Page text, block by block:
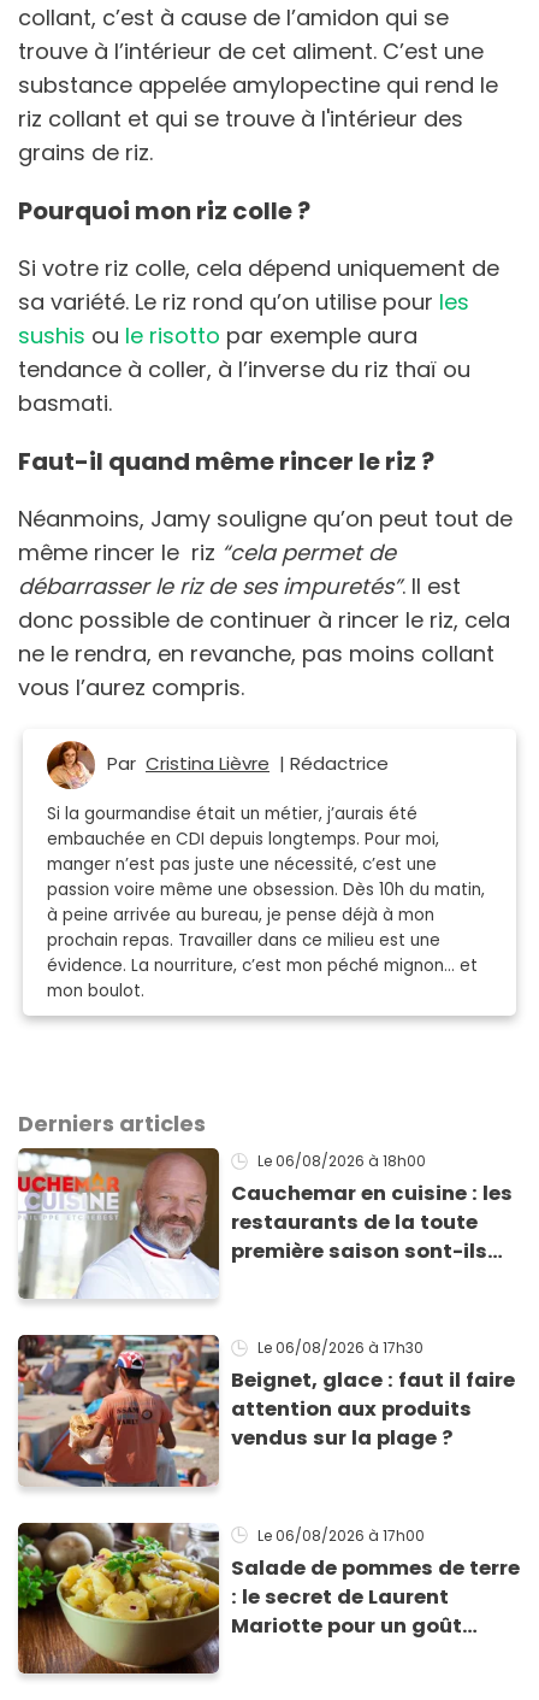
collant, c’est à cause de l’amidon qui se
trouve à l’intérieur de cet aliment. C’est une
substance appelée amylopectine qui rend le
riz collant et qui se trouve à l'intérieur des
grains de riz.
Pourquoi mon riz colle ?
Si votre riz colle, cela dépend uniquement de
sa variété. Le riz rond qu’on utilise pour les
sushis ou le risotto par exemple aura
tendance à coller, à l’inverse du riz thaï ou
basmati.
Faut-il quand même rincer le riz ?
Néanmoins, Jamy souligne qu’on peut tout de
même rincer le riz “cela permet de
débarrasser le riz de ses impuretés”. Il est
donc possible de continuer à rincer le riz, cela
ne le rendra, en revanche, pas moins collant
vous l’aurez compris.
Par Cristina Lièvre | Rédactrice
Si la gourmandise était un métier, j’aurais été
embauchée en CDI depuis longtemps. Pour moi,
manger n’est pas juste une nécessité, c’est une
passion voire même une obsession. Dès 10h du matin,
à peine arrivée au bureau, je pense déjà à mon
prochain repas. Travailler dans ce milieu est une
évidence. La nourriture, c’est mon péché mignon… et
mon boulot.
Derniers articles
Le 06/08/2026 à 18h00
Cauchemar en cuisine : les
restaurants de la toute
première saison sont-ils
Le 06/08/2026 à 17h30
Beignet, glace : faut il faire
attention aux produits
vendus sur la plage ?
Le 06/08/2026 à 17h00
Salade de pommes de terre
: le secret de Laurent
Mariotte pour un goût